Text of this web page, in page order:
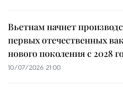
Вьетнам начнет
первых отечественных
нового поколения с 2028
10/07/2026 21:00